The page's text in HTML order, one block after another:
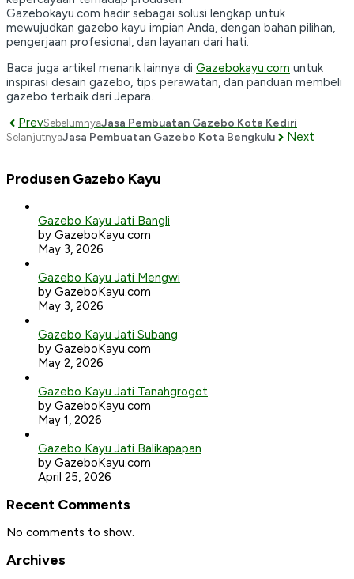
Gazebokayu.com hadir sebagai solusi lengkap untuk
mewujudkan gazebo kayu impian Anda, dengan bahan pilihan,
pengerjaan profesional, dan layanan dari hati.
Baca juga artikel menarik lainnya di Gazebokayu.com untuk
inspirasi desain gazebo, tips perawatan, dan panduan membeli
gazebo terbaik dari Jepara.
PrevSebelumnyaJasa Pembuatan Gazebo Kota Kediri
SelanjutnyaJasa Pembuatan Gazebo Kota Bengkulu Next
Produsen Gazebo Kayu
Gazebo Kayu Jati Bangli
by GazeboKayu.com
May 3, 2026
Gazebo Kayu Jati Mengwi
by GazeboKayu.com
May 3, 2026
Gazebo Kayu Jati Subang
by GazeboKayu.com
May 2, 2026
Gazebo Kayu Jati Tanahgrogot
by GazeboKayu.com
May 1, 2026
Gazebo Kayu Jati Balikapapan
by GazeboKayu.com
April 25, 2026
Recent Comments
No comments to show.
Archives